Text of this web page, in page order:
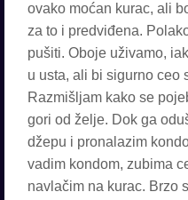
ovako moćan kurac, ali
za to i predviđena.
pušiti. Oboje uživamo,
u usta, ali bi sigurno ceo
Razmišljam kako se
gori od želje. Dok ga
džepu i pronalazim
vadim kondom, zubima
navlačim na kurac. Brzo